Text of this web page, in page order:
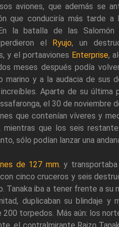
aviones, que además se
que conduciría más tarde
la batalla de las Salomón
el Ryujo, un
y el portaaviones Enterprise,
meses después podía
marino y a la audacia de sus
Aparte de su última
el 30 de noviembre
que contenían víveres y
que los seis
sólo podían lanzar una
de 127 mm. y
cinco cruceros y seis
Tanaka iba a tener frente a su
duplicaban su blindaje
torpedos. Más aún: los